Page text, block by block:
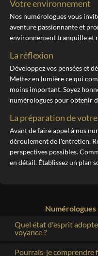
Votre environnement
Nos numérologues vous
aventure passionnante et
environnement tranquille et
La réflexion
Développez vos pensées et
Mettez en lumière ce qui
moins important. Soyez
numérologues pour obtenir
La préparation de
Avant de faire appel à nos
déroulement de l'entretien.
perspectives possibles.
en détail. Établissez un plan
Numérologues
Quel état d'esprit
voyance ?
Pourrais-je comprendre